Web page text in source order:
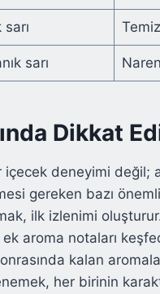
sarı
sarı
Dikkat
içecek deneyimi değil;
gereken bazı
ilk izlenimi
aroma notaları
kalan
her birinin